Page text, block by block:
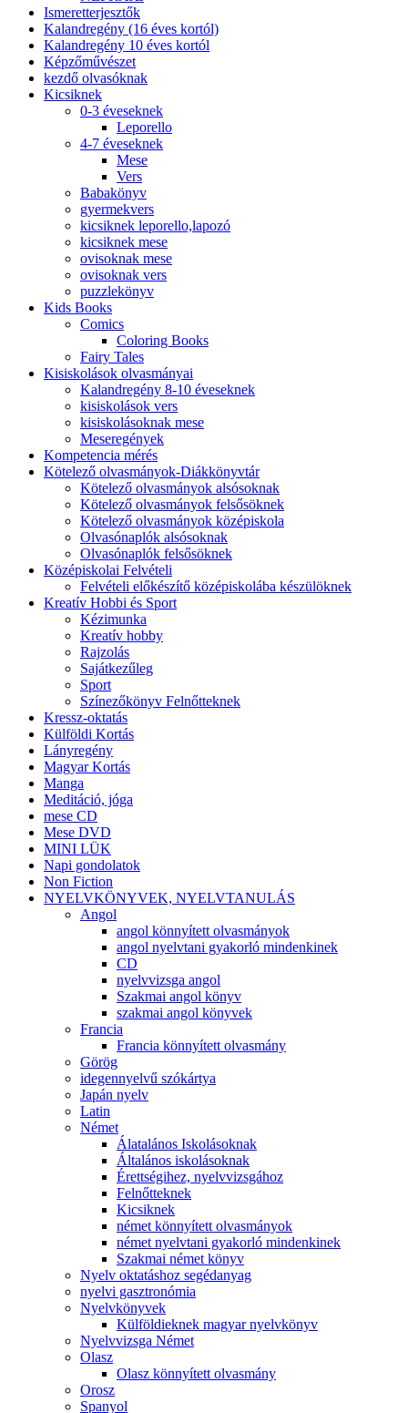
Ismeretterjesztők
Kalandregény (16 éves kortól)
Kalandregény 10 éves kortól
Képzőművészet
kezdő olvasóknak
Kicsiknek
0-3 éveseknek
Leporello
4-7 éveseknek
Mese
Vers
Babakönyv
gyermekvers
kicsiknek leporello,lapozó
kicsiknek mese
ovisoknak mese
ovisoknak vers
puzzlekönyv
Kids Books
Comics
Coloring Books
Fairy Tales
Kisiskolások olvasmányai
Kalandregény 8-10 éveseknek
kisiskolások vers
kisiskolásoknak mese
Meseregények
Kompetencia mérés
Kötelező olvasmányok-Diákkönyvtár
Kötelező olvasmányok alsósoknak
Kötelező olvasmányok felsősöknek
Kötelező olvasmányok középiskola
Olvasónaplók alsósoknak
Olvasónaplók felsősöknek
Középiskolai Felvételi
Felvételi előkészítő középiskolába készülöknek
Kreatív Hobbi és Sport
Kézimunka
Kreatív hobby
Rajzolás
Sajátkezűleg
Sport
Színezőkönyv Felnőtteknek
Kressz-oktatás
Külföldi Kortás
Lányregény
Magyar Kortás
Manga
Meditáció, jóga
mese CD
Mese DVD
MINI LÜK
Napi gondolatok
Non Fiction
NYELVKÖNYVEK, NYELVTANULÁS
Angol
angol könnyített olvasmányok
angol nyelvtani gyakorló mindenkinek
CD
nyelvvizsga angol
Szakmai angol könyv
szakmai angol könyvek
Francia
Francia könnyített olvasmány
Görög
idegennyelvű szókártya
Japán nyelv
Latin
Német
Álatalános Iskolásoknak
Általános iskolásoknak
Érettségihez, nyelvvizsgához
Felnőtteknek
Kicsiknek
német könnyített olvasmányok
német nyelvtani gyakorló mindenkinek
Szakmai német könyv
Nyelv oktatáshoz segédanyag
nyelvi gasztronómia
Nyelvkönyvek
Külföldieknek magyar nyelvkönyv
Nyelvvizsga Német
Olasz
Olasz könnyített olvasmány
Orosz
Spanyol